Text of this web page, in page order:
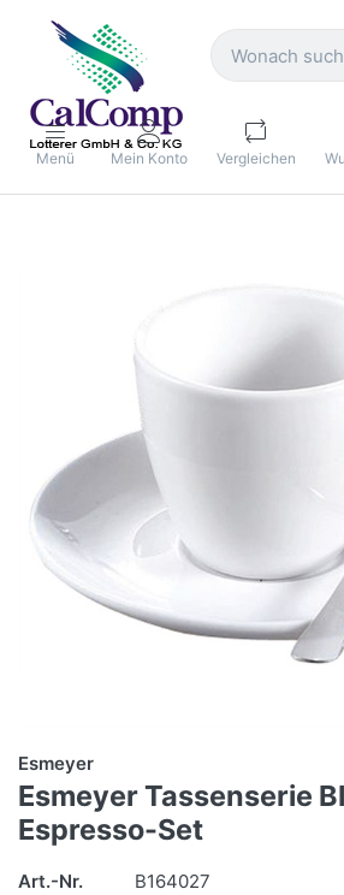
Menü Mein Konto Vergleichen
Esmeyer
Esmeyer Tassenserie
Espresso-Set
Art.-Nr.
B164027